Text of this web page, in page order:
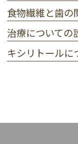
食物繊維と歯の
治療についての
キシリトールに